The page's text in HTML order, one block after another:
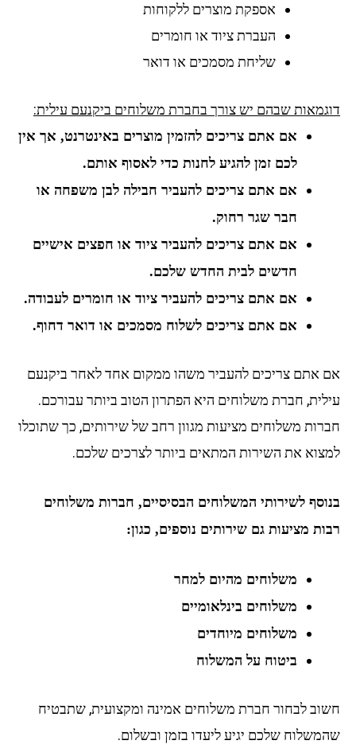
אספקת מוצרים ללקוחות
העברת ציוד או חומרים
שליחת מסמכים או דואר
דוגמאות שבהם יש צורך בחברת משלוחים ביקנעם עילית:
אם אתם צריכים להזמין מוצרים באינטרנט, אך אין
לכם זמן להגיע לחנות כדי לאסוף אותם.
אם אתם צריכים להעביר חבילה לבן משפחה או
חבר שגר רחוק.
אם אתם צריכים להעביר ציוד או חפצים אישיים
חדשים לבית החדש שלכם.
אם אתם צריכים להעביר ציוד או חומרים לעבודה.
אם אתם צריכים לשלוח מסמכים או דואר דחוף.
אם אתם צריכים להעביר משהו ממקום אחד לאחר ביקנעם
עילית, חברת משלוחים היא הפתרון הטוב ביותר עבורכם.
חברות משלוחים מציעות מגוון רחב של שירותים, כך שתוכלו
למצוא את השירות המתאים ביותר לצרכים שלכם.
בנוסף לשירותי המשלוחים הבסיסיים, חברות משלוחים
רבות מציעות גם שירותים נוספים, כגון:
משלוחים מהיום למחר
משלוחים בינלאומיים
משלוחים מיוחדים
ביטוח על המשלוח
חשוב לבחור חברת משלוחים אמינה ומקצועית, שתבטיח
שהמשלוח שלכם יגיע ליעדו בזמן ובשלום.